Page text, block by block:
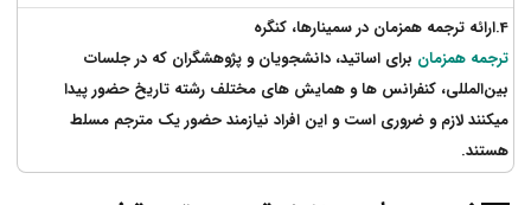
4.ارائه ترجمه همزمان در سمینارها، کنگره‌
ترجمه همزمان برای اساتید، دانشجویان و پژوهشگران که در جلسات
بین‌المللی، کنفرانس ها و همایش های مختلف رشته تاریخ حضور پیدا
میکنند لازم و ضروری است و این افراد نیازمند حضور یک مترجم مسلط
هستند.